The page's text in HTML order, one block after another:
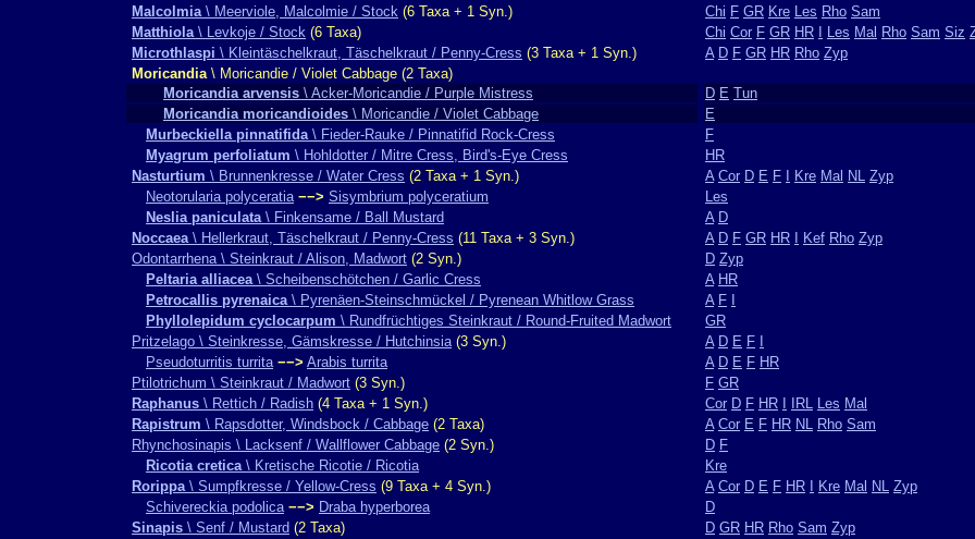
Malcolmia\ Meerviole, Malcolmie / Stock (6 Taxa + 1 Syn.) Chi F GR Kre Les Rho Sam
Matthiola\ Levkoje / Stock (6 Taxa) Chi Cor F GR HR Les Mal Rho Sam Siz
Microthlaspi \ Kleintäschelkraut, Täschelkraut / Penny-Cress (3 Taxa + 1 Syn.) A D F GR HR Rho Zyp
Moricandia\ Moricandie / Violet Cabbage (2 Taxa)
Moricandia arvensis \ Acker-Moricandie / Purple Mistress D E Tun
Moricandia moricandioides \ Moricandie / Violet Cabbage
E
Murbeckiella pinnatifida\ Fieder-Rauke / Pinnatifid Rock-Cress
F
Myagrum perfoliatum \ Hohldotter / Mitre Cress, Bird's-Eye Cress
HR
Nasturtium \ Brunnenkresse / Water Cress (2 Taxa + 1 Syn.) A Cor D E F Kre Mal NL Zyp
Neotorularia polyceratia −−> Sisymbrium polyceratium
Les
Neslia paniculata\ Finkensame / Ball Mustard A D
Noccaea\ Hellerkraut, Täschelkraut / Penny-Cress (11 Taxa + 3 Syn.) A D F GR HR Kef Rho Zyp
Odontarrhena \ Steinkraut / Alison, Madwort (2 Syn.) D Zyp
Peltaria alliacea\ Scheibenschötchen / Garlic Cress A HR
Petrocallis pyrenaica\ Pyrenäen-Steinschmückel / Pyrenean Whitlow Grass A F
Phyllolepidum cyclocarpum \ Rundfrüchtiges Steinkraut / Round-Fruited Madwort
GR
Pritzelago \ Steinkresse, Gämskresse / Hutchinsia(3 Syn.) A D E F
Pseudoturritis turrita −−> Arabis turrita A D E F HR
Ptilotrichum \ Steinkraut / Madwort (3 Syn.) F GR
Raphanus \ Rettich / Radish (4 Taxa + 1 Syn.) Cor D F HR IRL Les Mal
Rapistrum \ Rapsdotter, Windsbock / Cabbage (2 Taxa) A Cor E F HR NL Rho Sam
Rhynchosinapis \ Lacksenf / Wallflower Cabbage (2 Syn.) D F
Ricotia cretica\ Kretische Ricotie / Ricotia
Kre
Rorippa\ Sumpfkresse / Yellow-Cress (9 Taxa + 4 Syn.) A Cor D E F HR Kre Mal NL Zyp
Schivereckia podolica −−> Draba hyperborea
D
Sinapis \ Senf / Mustard (2 Taxa) D GR HR Rho Sam Zyp